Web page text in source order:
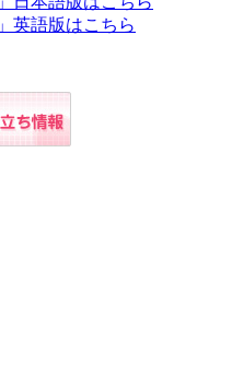
英語版はこちら